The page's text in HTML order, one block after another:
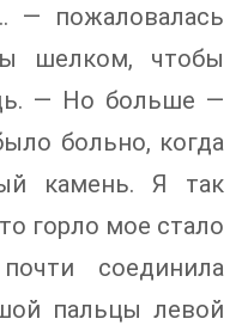
— пожаловалась
шелком, чтобы
— Но больше —
больно, когда
камень. Я так
горло мое стало
соединила
пальцы левой